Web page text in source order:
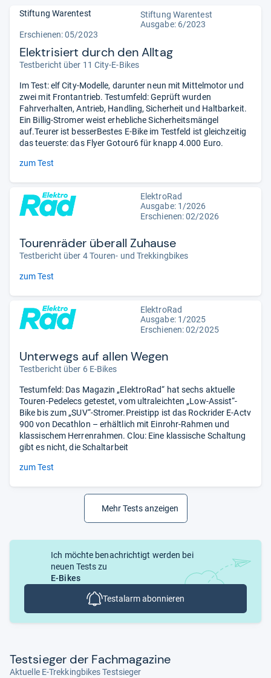
Stiftung Warentest
Stiftung Warentest
Ausgabe: 6/2023
Erschienen: 05/2023
Elektrisiert durch den Alltag
Testbericht über 11 City-E-Bikes
Im Test: elf City-Modelle, darunter neun mit Mittelmotor und
zwei mit Frontantrieb. Testumfeld: Geprüft wurden
Fahrverhalten, Antrieb, Handling, Sicherheit und Haltbarkeit.
Ein Billig-Stromer weist erhebliche Sicherheitsmängel
auf.Teurer ist besserBestes E-Bike im Testfeld ist gleichzeitig
das teuerste: das Flyer Gotour6 für knapp 4.000 Euro.
zum Test
ElektroRad
Ausgabe: 1/2026
Erschienen:02/2026
Tourenräder überall Zuhause
Testbericht über 4 Touren- und Trekkingbikes
zum Test
ElektroRad
Ausgabe: 1/2025
Erschienen: 02/2025
Unterwegs auf allen Wegen
Testbericht über 6 E-Bikes
Testumfeld: Das Magazin „ElektroRad“ hat sechs aktuelle
Touren-Pedelecs getestet, vom ultraleichten „Low-Assist“-
Bike bis zum „SUV“-Stromer.Preistipp ist das Rockrider E-Actv
900 von Decathlon – erhältlich mit Einrohr-Rahmen und
klassischem Herrenrahmen. Clou: Eine klassische Schaltung
gibt es nicht, die Schaltarbeit
zum Test
Mehr Tests anzeigen
Ich möchte benachrichtigt werden bei
neuen Tests zu
E-Bikes
Testalarm abonnieren
Test­sie­ger der Fach­ma­ga­zine
Aktuelle E-Trekkingbikes Testsieger